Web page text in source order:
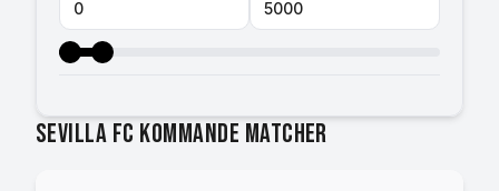
Sevilla FC kommande matcher